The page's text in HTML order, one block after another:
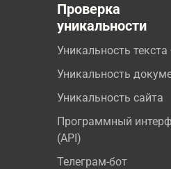
Проверка
уникальности
Уникальность текста
Уникальность
Уникальность сайта
Программный
(API)
Телеграм-бот